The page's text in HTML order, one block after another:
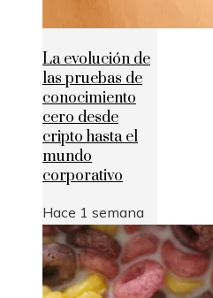
La evolución de
las pruebas de
conocimiento
cero desde
cripto hasta el
mundo
corporativo
Hace 1 semana